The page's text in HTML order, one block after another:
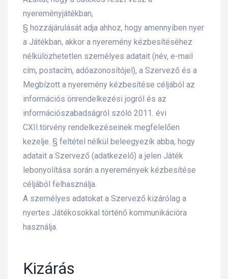
nyereményjátékban,
§ hozzájárulását adja ahhoz, hogy amennyiben nyer
a Játékban, akkor a nyeremény kézbesítéséhez
nélkülözhetetlen személyes adatait (név, e-mail
cím, postacím, adóazonosítójel), a Szervező és a
Megbízott a nyeremény kézbesítése céljából az
információs önrendelkezési jogról és az
információszabadságról szóló 2011. évi
CXII.törvény rendelkezéseinek megfelelően
kezelje. § feltétel nélkül beleegyezik abba, hogy
adatait a Szervező (adatkezelő) a jelen Játék
lebonyolítása során a nyeremények kézbesítése
céljából felhasználja.
A személyes adatokat a Szervező kizárólag a
nyertes Játékosokkal történő kommunikációra
használja.
Kizárás